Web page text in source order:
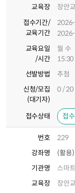
교육장
장안
접수기간/
교육기간
교육요일
/시간
월 수
선발방법
추첨
신청/모집
(대기자)
0 / 20
접수상태 접
번호
229
강좌명
(활용
기관명
스마
교육장
장안